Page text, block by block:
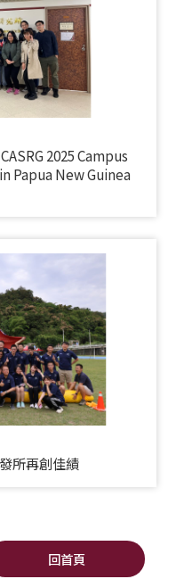
2025 Campus
Papua New Guinea
所再創佳績
回首頁